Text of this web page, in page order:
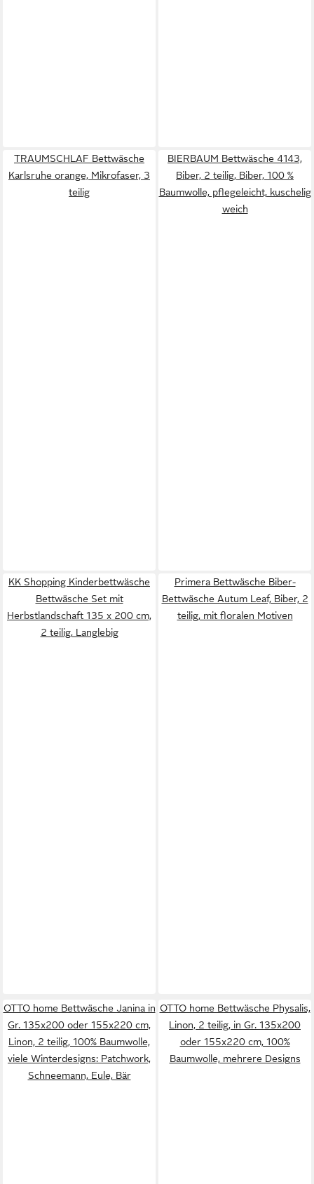
TRAUMSCHLAF Bettwäsche
Karlsruhe orange, Mikrofaser, 3
teilig
BIERBAUM Bettwäsche 4143,
Biber, 2 teilig, Biber, 100 %
Baumwolle, pflegeleicht, kuschelig
weich
KK Shopping Kinderbettwäsche
Bettwäsche Set mit
Herbstlandschaft 135 x 200 cm,
2 teilig, Langlebig
Primera Bettwäsche Biber-
Bettwäsche Autum Leaf, Biber, 2
teilig, mit floralen Motiven
OTTO home Bettwäsche Janina in
Gr. 135x200 oder 155x220 cm,
Linon, 2 teilig, 100% Baumwolle,
viele Winterdesigns: Patchwork,
Schneemann, Eule, Bär
OTTO home Bettwäsche Physalis,
Linon, 2 teilig, in Gr. 135x200
oder 155x220 cm, 100%
Baumwolle, mehrere Designs